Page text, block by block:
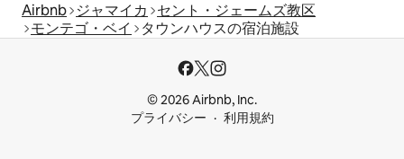
Airbnb ジャマイカ
セント・ジェームズ教区
モンテゴ・ベイ
タウンハウスの宿泊施設
© 2026 Airbnb, Inc.
プライバシー
利用規約